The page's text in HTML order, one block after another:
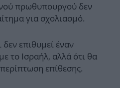
πρωθυπουργού δεν
για σχολιασμό.
δεν επιθυμεί έναν
το Ισραήλ, αλλά ότι θα
επίθεσης.